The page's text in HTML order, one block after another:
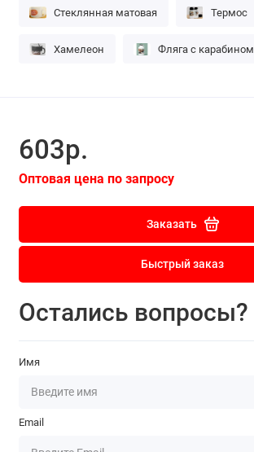
603р.
Оптовая цена по запросу
Заказать
Быстрый заказ
Остались вопросы?
Имя
Email
Стеклянная матовая Термос
Хамелеон Фляга с карабином